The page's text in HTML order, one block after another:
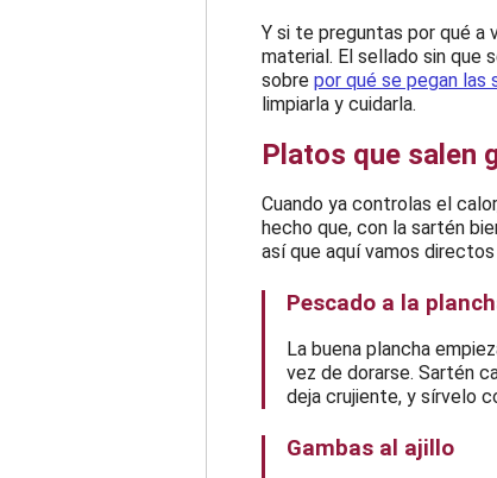
Y si te preguntas por qué a
material. El sellado sin que
sobre por qué se pegan las
limpiarla y cuidarla.
Platos que salen
Cuando ya controlas el
hecho que, con la sartén
así que aquí vamos
Pescado a la
La buena plancha
vez de dorarse. Sartén
deja crujiente, y sírvelo
Gambas al ajillo